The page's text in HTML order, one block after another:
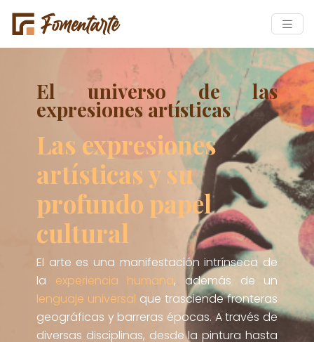
El universo de las
expresiones artísticas
Las expresiones
artísticas y su
profundo papel
cultural
El arte es una manifestación intrínseca de
la experiencia humana, además de un
lenguaje universal que trasciende fronteras
geográficas y barreras épocas. A través de
diversas disciplinas, desde la pintura hasta